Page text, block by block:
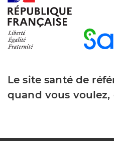
Le site santé de
quand vous voulez,